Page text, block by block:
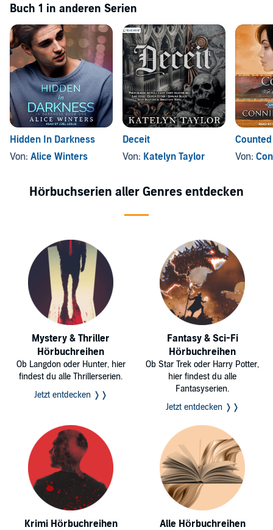
Buch 1 in anderen Serien
Hidden In Darkness
Von: Alice Winters
Deceit
Von: Katelyn Taylor
Von:
Hörbuchserien aller Genres entdecken
Mystery & Thriller
Hörbuchreihen
Ob Langdon oder Hunter, hier
findest du alle Thrillerserien.
Jetzt entdecken ❭❭
Fantasy & Sci-Fi
Hörbuchreihen
Ob Star Trek oder Harry Potter,
hier findest du alle
Fantasyserien.
Jetzt entdecken ❭❭
Krimi Hörbuchreihen Alle Hörbuchreihen